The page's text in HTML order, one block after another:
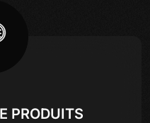
PRODUITS